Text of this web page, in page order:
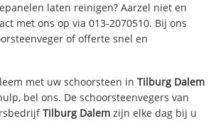
laten reinigen? Aarzel niet en
met ons op via 013-2070510. Bij ons
of offerte snel en
met uw schoorsteen inTilburg Dalem
bel ons. De schoorsteenvegers van
Tilburg Dalem zijn elke dag bij u